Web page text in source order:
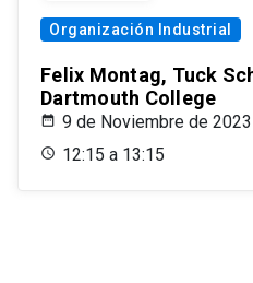
Organización Industrial
Felix Montag, Tuck
Dartmouth College
9 de Noviembre de 2023
12:15 a 13:15